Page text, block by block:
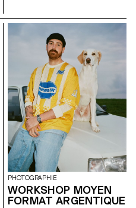
l’image en s’appuyant sur des
modèles de diffusion exécutés
en local. Le flux vidéo est
envisagé comme une matière
première, permettant d’ouvrir
de nouvelles pistes de
perception et de transformation
du réel.
PHOTOGRAPHIE
WORKSHOP MOYEN
FORMAT ARGENTIQUE